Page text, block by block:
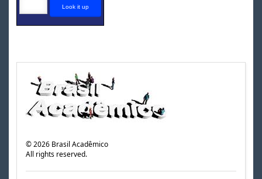
©2026 Brasil Acadêmico
All rights reserved.